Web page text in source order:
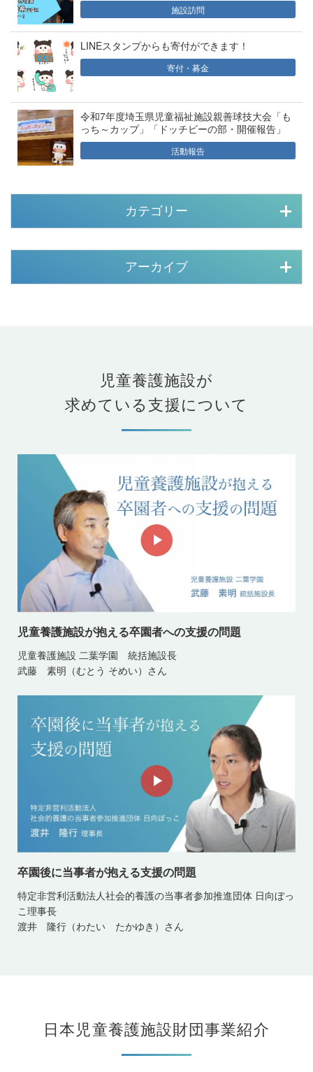
施設訪問
LINEスタンプからも寄付ができます！
寄付・募金
令和7年度埼玉県児童福祉施設親善球技大会「も
っち～カップ」「ドッチビーの部・開催報告」
活動報告
カテゴリー
アーカイブ
児童養護施設が
求めている支援について
児童養護施設が抱える卒園者への支援の問題
児童養護施設 二葉学園 統括施設長
武藤 素明（むとう そめい）さん
卒園後に当事者が抱える支援の問題
特定非営利活動法人社会的養護の当事者参加推進団体 日向ぼっ
こ理事長
渡井 隆行（わたい たかゆき）さん
日本児童養護施設財団事業紹介